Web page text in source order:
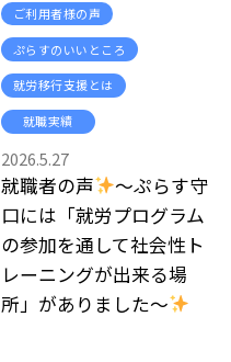
ご利用者様の声
ぷらすのいいところ
就労移行支援とは
就職実績
2026.5.27
就職者の声
～ぷらす守
口には「就労プログラム
の参加を通して社会性ト
レーニングが出来る場
所」がありました～